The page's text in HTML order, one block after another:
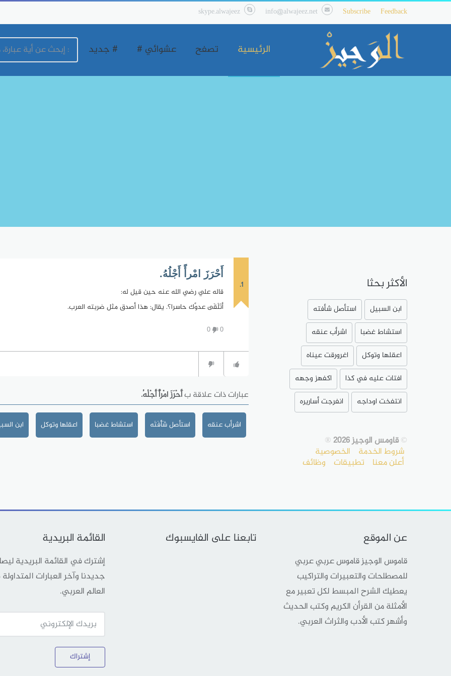
Feedback
Subscribe
info@alwajeez.net
skype.alwajeez
الرئيسية تصفح عشوائي # # جديد
1.
أَحْرَزَ امْرأً أَجْلُهُ.
قاله علي رضي الله عنه حين قيل له:
أتَلْقَى عدوَّك حاسرا؟. يقال: هذا أصدق مثل ضربته العرب.
0
0
عبارات ذات علاقة بأَحْرَزَ امْرأً أَجْلُهُ.
اشرأب عنقه استأصل شَأْفَتَه استشاط غضبا اعقلها وتوكل ابن
الأكثر بحثا
ابن السبيل
استأصل شأفته
استشاط غضبا
اشرأب عنقه
اعقلها وتوكل
اغرورقت عيناه
افتات عليه في كذا
اكفهز وجهه
انتفخت اوداجه
انفرجت أساريره
©قاومس الوجيز 2026 ®
شروط الخدمة الخصوصية
أعلن معنا تطبيقات وظائف
عن الموقع
قاموس الوجيز قاموس عربي عربي
للمصطلحات والتعبيرات والتراكيب
يعطيك الشرح المبسط لكل تعبير مع
الأمثلة من القرأن الكريم وكتب الحديث
وأشهر كتب الأدب والثراث العربي.
تابعنا على الفايسبوك القائمة البريدية
إشترك في القائمة البريدية
جديدنا وآخر العبارات
العالم العربي.
إشتراك